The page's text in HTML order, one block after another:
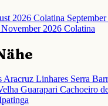
2026 Colatina
November 2026 Colatina
Aracruz Linhares Serra
Guarapari Cachoeiro